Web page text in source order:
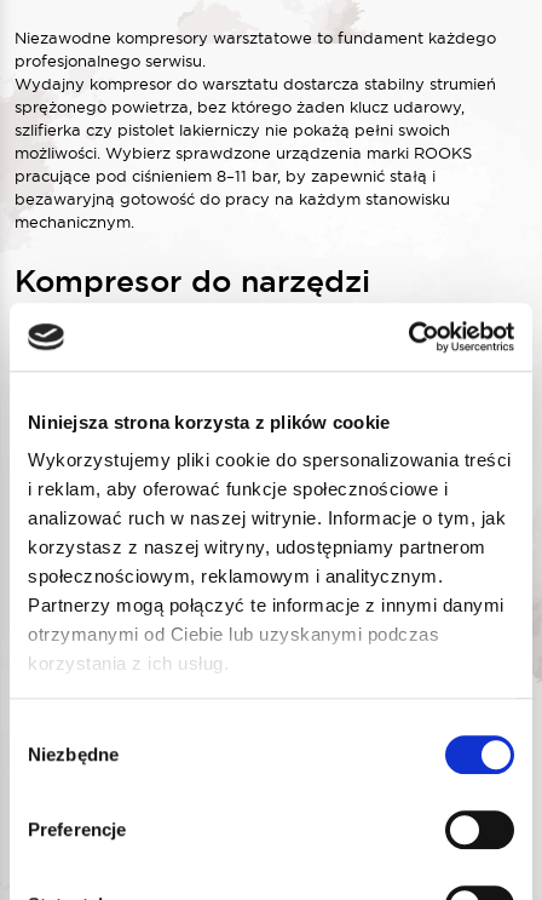
Niniejsza strona korzysta z plików cookie
Wykorzystujemy pliki cookie do spersonalizowania treści
i reklam, aby oferować funkcje społecznościowe i
analizować ruch w naszej witrynie. Informacje o tym, jak
korzystasz z naszej witryny, udostępniamy partnerom
społecznościowym, reklamowym i analitycznym.
Partnerzy mogą połączyć te informacje z innymi danymi
otrzymanymi od Ciebie lub uzyskanymi podczas
korzystania z ich usług.
zgody
Niezbędne
Preferencje
Niezawodne kompresory warsztatowe to fundament każdego
profesjonalnego serwisu.
Wydajny kompresor do warsztatu dostarcza stabilny strumień
sprężonego powietrza, bez którego żaden klucz udarowy,
szlifierka czy pistolet lakierniczy nie pokażą pełni swoich
możliwości. Wybierz sprawdzone urządzenia marki ROOKS
pracujące pod ciśnieniem 8–11 bar, by zapewnić stałą i
bezawaryjną gotowość do pracy na każdym stanowisku
mechanicznym.
Kompresor do narzędzi
pneumatycznych – na jakie
parametry zwrócić uwagę?
Wybór odpowiedniego źródła sprężonego powietrza decyduje o
komforcie pracy oraz wydajności wszystkich podłączonych
urządzeń wykonawczych. Kupująckompresor pneumatyczny,
łatwo wpaść w pułapkę oceniania maszyny wyłącznie przez
pryzmat wielkości zbiornika. Tymczasem
który określa realne możliwości sprzętu, jest wydajność
kompresora l/min mierzona na wydmuchu (efektywna), a także
generowane ciśnienie robocze.
W zależności od dostępnej instalacji elektrycznej w Twoim
budynku, do wyboru masz dwa warianty zasilania:
kompresor 230V– idealny do mniejszych warsztatów,
mobilnych punktów serwisowych i przydomowych garaży,
profesjonalnych zastosowań, zapewniające stabilną pracę
mocniejszych silników o wyższej sprawności.
Kompresory tłokowe ROOKS –
sprawdzone rozwiązanie do
wszechstronnych zadań